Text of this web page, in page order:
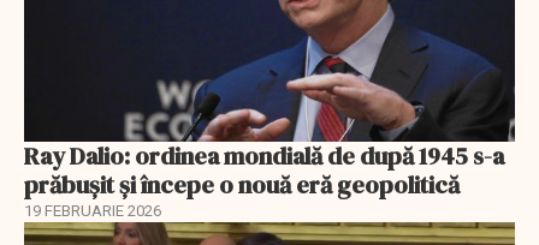
Ray Dalio: ordinea mondială de după 1945 s-a
prăbușit și începe o nouă eră geopolitică
19 FEBRUARIE 2026